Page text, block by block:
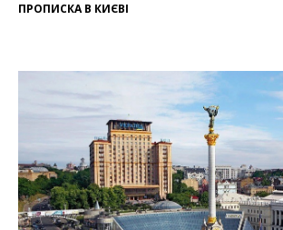
ПРОПИСКА В КИЄВІ